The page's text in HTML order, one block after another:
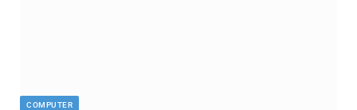
COMPUTER